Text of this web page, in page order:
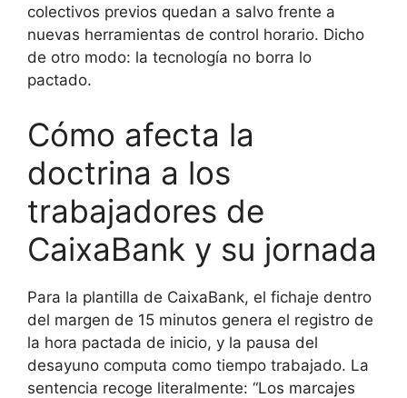
colectivos previos quedan a salvo frente a
nuevas herramientas de control horario. Dicho
de otro modo: la tecnología no borra lo
pactado.
Cómo afecta la
doctrina a los
trabajadores de
CaixaBank y su jornada
Para la plantilla de CaixaBank, el fichaje dentro
del margen de 15 minutos genera el registro de
la hora pactada de inicio, y la pausa del
desayuno computa como tiempo trabajado. La
sentencia recoge literalmente: “Los marcajes